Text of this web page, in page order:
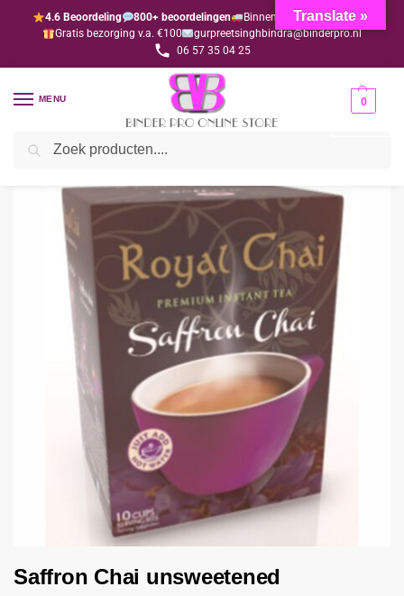
4.6 Beoordeling 800+ beoordelingen
Binnen 1-3 dagen geleverd
Gratis bezorging v.a. €100
gurpreetsinghbindra@binderpro.nl
06 57 35 04 25
MENU 0
Home Levensmiddelen / Royal Chai
Saffron Chai unsweetened
Translate »